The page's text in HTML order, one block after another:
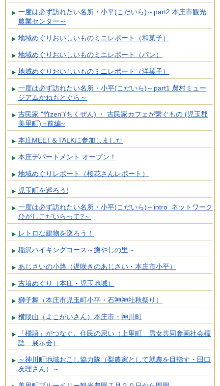
一度は必ず訪れたい名所・小平(こだいら)～part2 本庄市観光
農業センター～
地域めぐりおいしいものミニレポート（和菓子）
地域めぐりおいしいものミニレポート（パン）
地域めぐりおいしいものミニレポート（洋菓子）
一度は必ず訪れたい名所・小平(こだいら)～part1 農村ミュー
ジアムかねもとぐら～
古民家 "竹zen"(ちくぜん) ・ 古民家カフェが繋ぐもの (児玉郡
美里町) ~前編~
本庄MEET＆TALKに参加しました
本庄デパートメント オープン！
地域めぐりレポート（桜花さんレポート）
児玉町を巡ろう!
一度は必ず訪れたい名所・小平(こだいら)～intro ネットワーク
ひがしこだいらって?～
レトロな建物を巡ろう！
稲沢ハイキングコース～癒やしの里～
あじさいの小路（遅咲きのあじさい・本庄市小平）
古墳めぐり（本庄・児玉地域）
獅子舞（本庄市児玉町小平・石神神社秋祭り）
横隈山（よこがいさん）本庄市・神川町
「標語」がつなぐ、住民の思い（上里町 男女共同参画社会標
語 展示会）
～神川町地域おこし協力隊（梨農家として就農を目指す・田口
友理さん）～